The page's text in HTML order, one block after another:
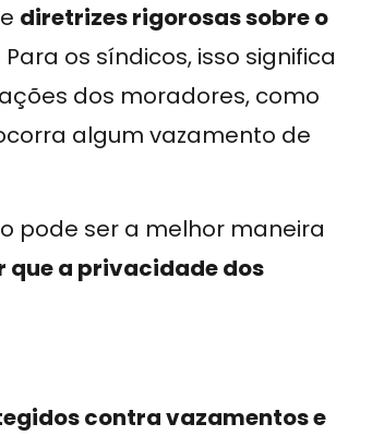
diretrizes rigorosas sobre o
Para os síndicos, isso significa
dos moradores, como
algum vazamento de
pode ser a melhor maneira
que a privacidade dos
contra vazamentos e